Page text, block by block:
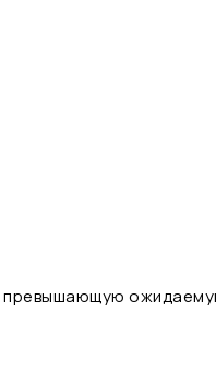
превышающую